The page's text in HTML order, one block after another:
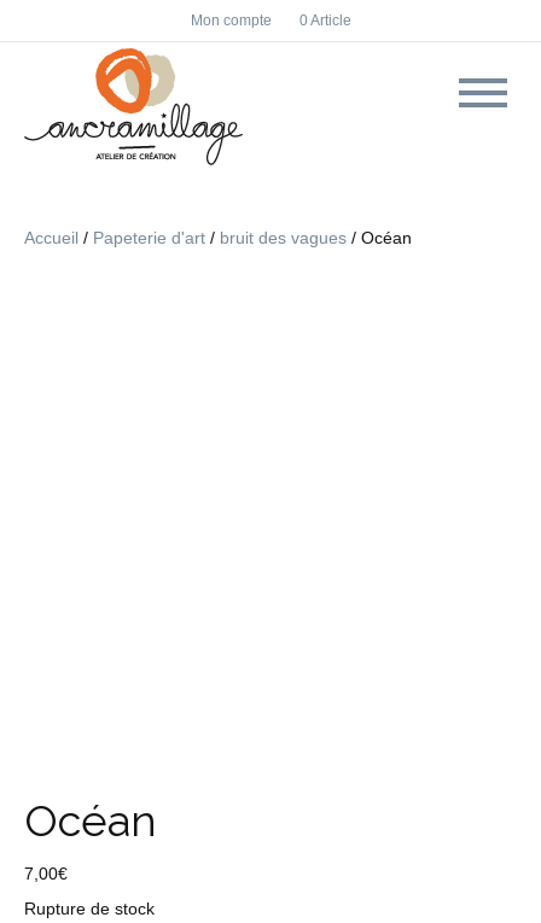
F
a
c
I
n
s
Mon compte 0 Article
Accueil / Papeterie d'art / bruit des vagues / Océan
Océan
7,00€
Rupture de stock